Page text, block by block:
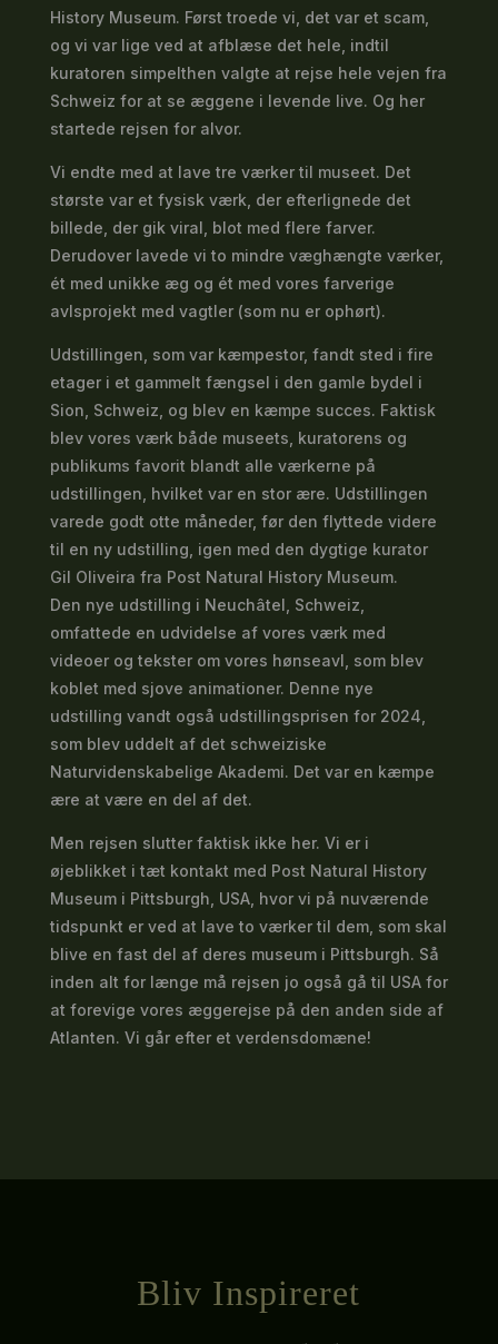
History Museum. Først troede vi, det var et scam,
og vi var lige ved at afblæse det hele, indtil
kuratoren simpelthen valgte at rejse hele vejen fra
Schweiz for at se æggene i levende live. Og her
startede rejsen for alvor.
Vi endte med at lave tre værker til museet. Det
største var et fysisk værk, der efterlignede det
billede, der gik viral, blot med flere farver.
Derudover lavede vi to mindre væghængte værker,
ét med unikke æg og ét med vores farverige
avlsprojekt med vagtler (som nu er ophørt).
Udstillingen, som var kæmpestor, fandt sted i fire
etager i et gammelt fængsel i den gamle bydel i
Sion, Schweiz, og blev en kæmpe succes. Faktisk
blev vores værk både museets, kuratorens og
publikums favorit blandt alle værkerne på
udstillingen, hvilket var en stor ære. Udstillingen
varede godt otte måneder, før den flyttede videre
til en ny udstilling, igen med den dygtige kurator
Gil Oliveira fra Post Natural History Museum.
Den nye udstilling i Neuchâtel, Schweiz,
omfattede en udvidelse af vores værk med
videoer og tekster om vores hønseavl, som blev
koblet med sjove animationer. Denne nye
udstilling vandt også udstillingsprisen for 2024,
som blev uddelt af det schweiziske
Naturvidenskabelige Akademi. Det var en kæmpe
ære at være en del af det.
Men rejsen slutter faktisk ikke her. Vi er i
øjeblikket i tæt kontakt med Post Natural History
Museum i Pittsburgh, USA, hvor vi på nuværende
tidspunkt er ved at lave to værker til dem, som skal
blive en fast del af deres museum i Pittsburgh. Så
inden alt for længe må rejsen jo også gå til USA for
at forevige vores æggerejse på den anden side af
Atlanten. Vi går efter et verdensdomæne!
Bliv Inspireret